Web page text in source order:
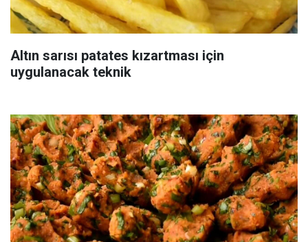
Altın sarısı patates kızartması için
uygulanacak teknik